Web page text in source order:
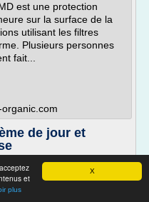
X
et
plus
est une protection
sur la surface de la
utilisant les filtres
Plusieurs personnes
fait...
de jour et